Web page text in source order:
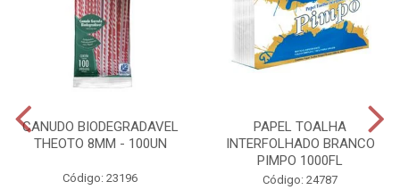
CANUDO BIODEGRADAVEL
THEOTO 8MM - 100UN
Código: 23196
PAPEL TOALHA
INTERFOLHADO BRANCO
PIMPO 1000FL
Código: 24787